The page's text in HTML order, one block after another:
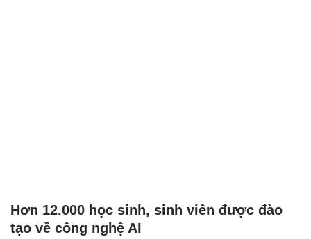
Hơn 12.000 học sinh, sinh viên được đào
tạo về công nghệ AI